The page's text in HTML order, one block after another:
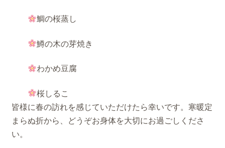
鯛の桜蒸し
鱒の木の芽焼き
わかめ豆腐
桜しるこ
皆様に春の訪れを感じていただけたら幸いです。寒暖定
まらぬ折から、どうぞお身体を大切にお過ごしくださ
い。